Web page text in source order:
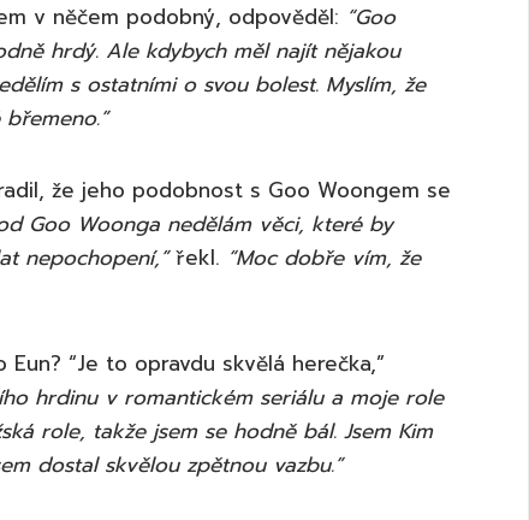
v něčem podobný, odpověděl: “Goo
hrdý. Ale kdybych měl najít nějakou
s ostatními o svou bolest. Myslím, že
že jeho podobnost s Goo Woongem se
Goo Woonga nedělám věci, které by
nepochopení,”řekl. “Moc dobře vím, že
“Je to opravdu skvělá herečka,”
hrdinu v romantickém seriálu a moje role
role, takže jsem se hodně bál. Jsem Kim
dostal skvělou zpětnou vazbu.”